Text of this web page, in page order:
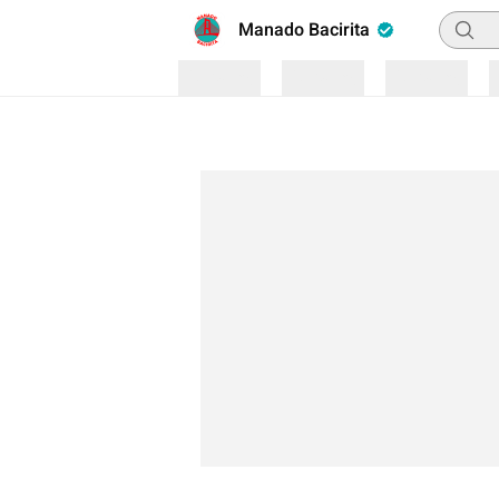
Manado Bacirita